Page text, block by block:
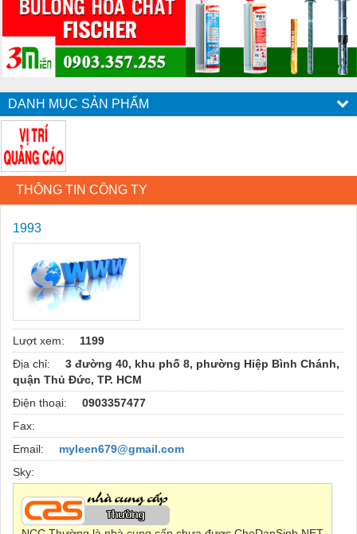
DANH MỤC SẢN PHẨM
THÔNG TIN CÔNG TY
1993
Lượt xem:
1199
Địa chỉ:
3 đường 40, khu phố 8, phường Hiệp Bình Chánh,
quận Thủ Đức, TP. HCM
Điện thoại:
0903357477
Fax:
Email:
myleen679@gmail.com
Sky: